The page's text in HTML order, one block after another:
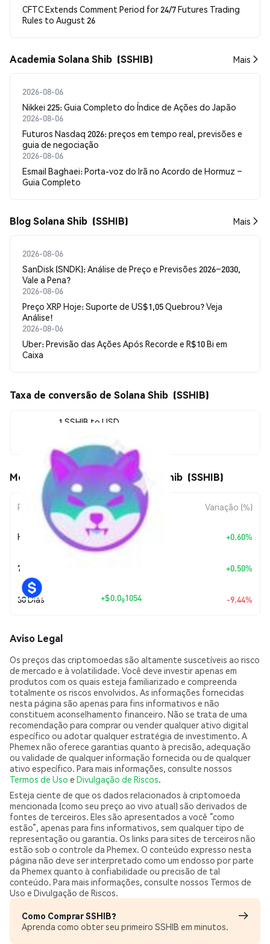
CFTC Extends Comment Period for 24/7 Futures Trading
Rules to August 26
Academia Solana Shib (SSHIB) Mais
2026-08-06
Nikkei 225: Guia Completo do Índice de Ações do Japão
2026-08-06
Futuros Nasdaq 2026: preços em tempo real, previsões e
guia de negociação
2026-08-06
Esmail Baghaei: Porta-voz do Irã no Acordo de Hormuz –
Guia Completo
Blog Solana Shib (SSHIB) Mais
2026-08-06
SanDisk (SNDK): Análise de Preço e Previsões 2026–2030,
Vale a Pena?
2026-08-06
Preço XRP Hoje: Suporte de US$1,05 Quebrou? Veja
Análise!
2026-08-06
Uber: Previsão das Ações Após Recorde e R$10 Bi em
Caixa
Taxa de conversão de Solana Shib (SSHIB)
1 SSHIB to USD
$0.0<sub>8</sub>1012
Movimentos de preço de Solana Shib (SSHIB)
Período Variação do Valor Variação (%)
Hoje +$0.0 116079 +0.60%
7 Dias +0.50%
30 Dias +$0.091054 -9.44%
Aviso Legal
Os preços das criptomoedas são altamente suscetíveis ao risco
de mercado e à volatilidade. Você deve investir apenas em
produtos com os quais esteja familiarizado e compreenda
totalmente os riscos envolvidos. As informações fornecidas
nesta página são apenas para fins informativos e não
constituem aconselhamento financeiro. Não se trata de uma
recomendação para comprar ou vender qualquer ativo digital
específico ou adotar qualquer estratégia de investimento. A
Phemex não oferece garantias quanto à precisão, adequação
ou validade de qualquer informação fornecida ou de qualquer
ativo específico. Para mais informações, consulte nossos
Termos de Uso e Divulgação de Riscos.
Esteja ciente de que os dados relacionados à criptomoeda
mencionada (como seu preço ao vivo atual) são derivados de
fontes de terceiros. Eles são apresentados a você “como
estão”, apenas para fins informativos, sem qualquer tipo de
representação ou garantia. Os links para sites de terceiros não
estão sob o controle da Phemex. O conteúdo expresso nesta
página não deve ser interpretado como um endosso por parte
da Phemex quanto à confiabilidade ou precisão de tal
conteúdo. Para mais informações, consulte nossos Termos de
Uso e Divulgação de Riscos.
Como Comprar SSHIB?
Aprenda como obter seu primeiro SSHIB em minutos.